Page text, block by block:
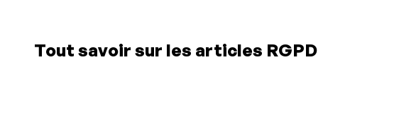
Tout savoir sur les articles RGPD